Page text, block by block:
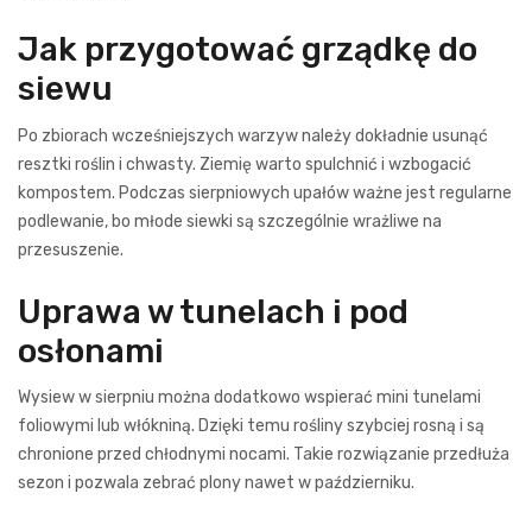
Jak przygotować grządkę do
siewu
Po zbiorach wcześniejszych warzyw należy dokładnie usunąć
resztki roślin i chwasty. Ziemię warto spulchnić i wzbogacić
kompostem. Podczas sierpniowych upałów ważne jest regularne
podlewanie, bo młode siewki są szczególnie wrażliwe na
przesuszenie.
Uprawa w tunelach i pod
osłonami
Wysiew w sierpniu można dodatkowo wspierać mini tunelami
foliowymi lub włókniną. Dzięki temu rośliny szybciej rosną i są
chronione przed chłodnymi nocami. Takie rozwiązanie przedłuża
sezon i pozwala zebrać plony nawet w październiku.